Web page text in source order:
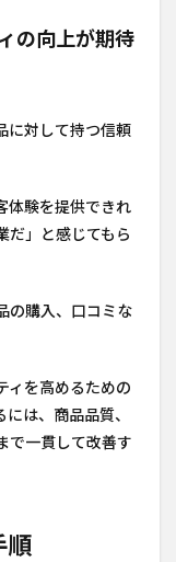
の向上が期待
に対して持つ信頼
体験を提供できれ
だ」と感じてもら
の購入、口コミな
ィを高めるための
は、商品品質、
で一貫して改善す
順